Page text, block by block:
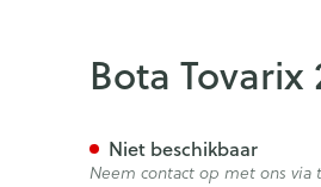
+p Nero Xlarge
Bota
Niet beschikbaar
Neem contact op met ons